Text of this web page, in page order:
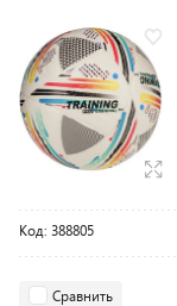
Код: 388805
Сравнить